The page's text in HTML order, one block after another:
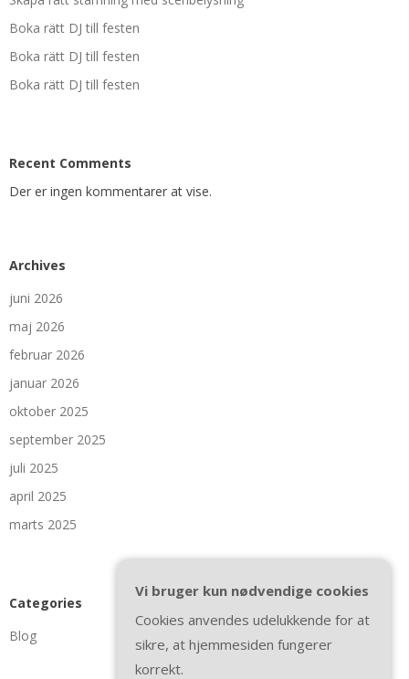
Boka rätt DJ till festen
Boka rätt DJ till festen
Boka rätt DJ till festen
Recent Comments
Der er ingen kommentarer at vise.
Archives
juni 2026
maj 2026
februar 2026
januar 2026
oktober 2025
september 2025
juli 2025
april 2025
marts 2025
Categories
Blog
Vi bruger kun nødvendige cookies
Cookies anvendes udelukkende for at
sikre, at hjemmesiden fungerer
korrekt.